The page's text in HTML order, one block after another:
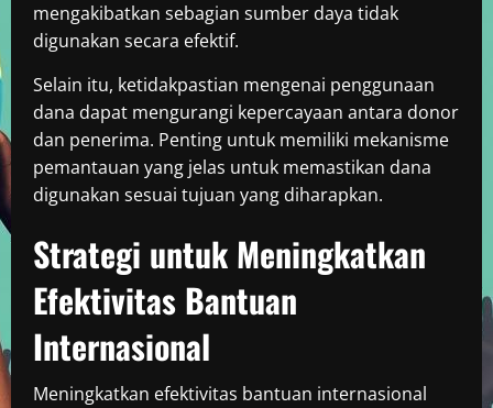
mengakibatkan sebagian sumber daya tidak
digunakan secara efektif.
Selain itu, ketidakpastian mengenai penggunaan
dana dapat mengurangi kepercayaan antara donor
dan penerima. Penting untuk memiliki mekanisme
pemantauan yang jelas untuk memastikan dana
digunakan sesuai tujuan yang diharapkan.
Strategi untuk Meningkatkan
Efektivitas Bantuan
Internasional
Meningkatkan efektivitas bantuan internasional